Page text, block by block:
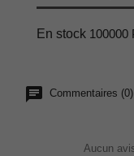
En stock 100000
Commentaires (0)
Aucun